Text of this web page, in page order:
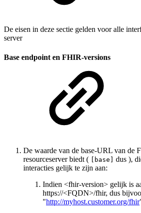
De eisen in deze sectie gelden voor alle
server
Base endpoint en FHIR-versions
De waarde van de base-URL van de
resourceserver biedt (
[base]
dus ),
interacties gelijk te zijn aan:
Indien <fhir-version> gelijk is
https://<FQDN>/fhir, dus
"http://myhost.customer.org/fhir